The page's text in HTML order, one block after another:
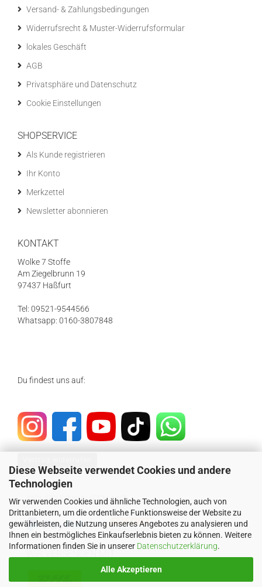
Diese Webseite verwendet Cookies und andere
Technologien
Wir verwenden Cookies und ähnliche Technologien, auch von
Drittanbietern, um die ordentliche Funktionsweise der Website zu
gewährleisten, die Nutzung unseres Angebotes zu analysieren und
Ihnen ein bestmögliches Einkaufserlebnis bieten zu können. Weitere
Informationen finden Sie in unserer Datenschutzerklärung.
Alle Akzeptieren
Versand- & Zahlungsbedingungen
Widerrufsrecht & Muster-Widerrufsformular
lokales Geschäft
AGB
Privatsphäre und Datenschutz
Cookie Einstellungen
SHOPSERVICE
Als Kunde registrieren
Ihr Konto
Merkzettel
Newsletter abonnieren
KONTAKT
Wolke 7 Stoffe
Am Ziegelbrunn 19
97437 Haßfurt
Tel: 09521-9544566
Whatsapp: 0160-3807848
Du findest uns auf:
SICHER EINKAUFEN MIT